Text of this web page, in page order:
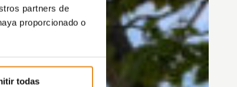
partners de
proporcionado o
todas